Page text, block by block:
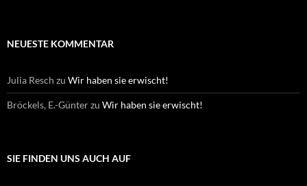
NEUESTE KOMMENTAR
Julia Resch zu Wir haben sie erwischt!
Bröckels, E.-Günterzu Wir haben sie erwischt!
SIE FINDEN UNS AUCH AUF